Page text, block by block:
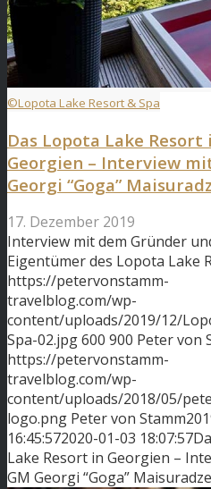
©Lopota Lake Resort & Spa
Das Lopota Lake Resort
Georgien – Interview
Georgi “Goga”
17. Dezember 2019
Interview mit dem Gründer
Eigentümer des Lopota Lake
https://petervonstamm-
travelblog.com/wp-
content/uploads/2019/12/
Spa-02.jpg600 900 Peter von
https://petervonstamm-
travelblog.com/wp-
content/uploads/2018/05/
logo.png Peter von Stamm
16:45:572020-01-03 18:07:57
Lake Resort in Georgien –
GM Georgi “Goga” Maisuradze